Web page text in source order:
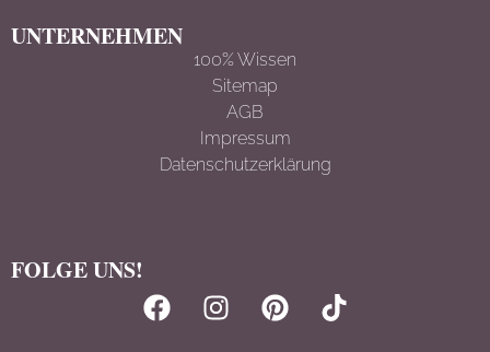
UNTERNEHMEN
100% Wissen
Sitemap
AGB
Impressum
Datenschutzerklärung
FOLGE UNS!